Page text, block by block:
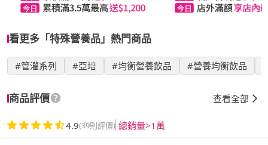
看更多「特殊營養品」熱門商品
#管灌系列 #亞培 #均衡營養飲品 #營養均衡飲品
商品評價 查看全部
4.9(39則評價) 總銷量>1萬